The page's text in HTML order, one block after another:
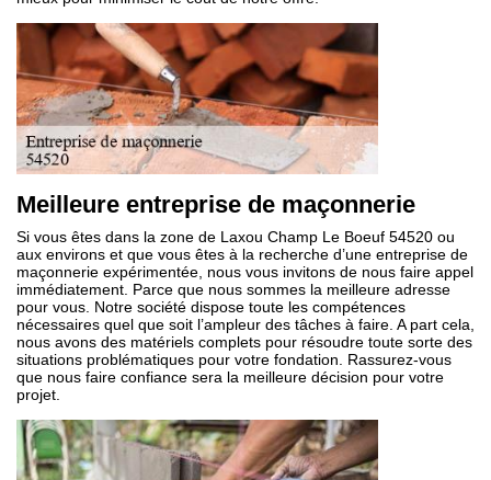
Meilleure entreprise de maçonnerie
Si vous êtes dans la zone de Laxou Champ Le Boeuf 54520 ou
aux environs et que vous êtes à la recherche d’une entreprise de
maçonnerie expérimentée, nous vous invitons de nous faire appel
immédiatement. Parce que nous sommes la meilleure adresse
pour vous. Notre société dispose toute les compétences
nécessaires quel que soit l’ampleur des tâches à faire. A part cela,
nous avons des matériels complets pour résoudre toute sorte des
situations problématiques pour votre fondation. Rassurez-vous
que nous faire confiance sera la meilleure décision pour votre
projet.